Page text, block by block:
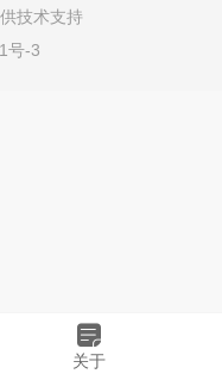
技术支持
号-3
关于